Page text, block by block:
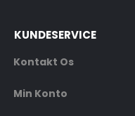
KUNDESERVICE
Kontakt Os
Min Konto